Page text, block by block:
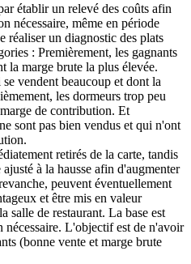
établir un relevé des coûts afin
nécessaire, même en période
un diagnostic des plats
: Premièrement, les gagnants
la marge brute la plus élevée.
vendent beaucoup et dont la
les dormeurs trop peu
de contribution. Et
sont pas bien vendus et qui n'ont
retirés de la carte, tandis
à la hausse afin d'augmenter
peuvent éventuellement
et être mis en valeur
salle de restaurant. La base est
L'objectif est de n'avoir
(bonne vente et marge brute